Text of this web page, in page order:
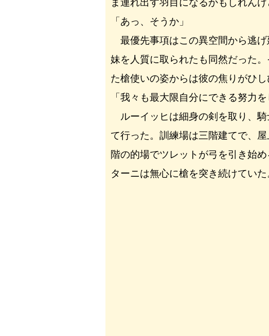
ま連れ出す羽目になるかもしれんけ
「あっ、そうか」
最優先事項はこの異空間から逃
妹を人質に取られたも同然だった
た槍使いの姿からは彼の焦りがひし
「我々も最大限自分にできる努力
ルーイッヒは細身の剣を取り、
て行った。訓練場は三階建てで、
階の的場でツレットが弓を引き始
ターニは無心に槍を突き続けていた